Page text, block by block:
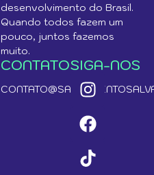
desenvolvimento do Brasil.
Quando todos fazem um
pouco, juntos fazemos
muito.
CONTATOSIGA-NOS